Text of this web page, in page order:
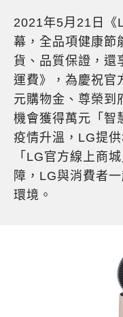
2021年5月21日《
幕，全品項健康節
貨、品質保證，還
運費》，為慶祝官
元購物金、尊榮到
機會獲得萬元「智
疫情升溫，LG提
「LG官方線上商
障，LG與消費者
環境。